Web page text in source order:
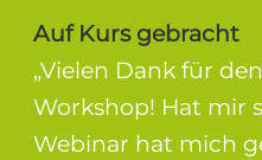
Auf Kurs gebracht
„Vielen Dank für
Workshop! Hat mir
Webinar hat mich